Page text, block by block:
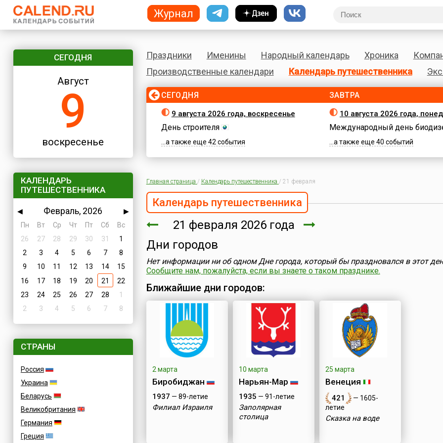
СЕГОДНЯ
Август
9
воскресенье
КАЛЕНДАРЬ
ПУТЕШЕСТВЕННИКА
◀ Февраль, 2026
▶
Пн
Вт Ср Чт Пт Сб
Вс
26
27 28 29 30 31
1
2
3 4 5 6 7
8
9
10 11 12 13 14
15
16
17 18 19 20 21
22
23
24 25 26 27 28
1
2
3 4 5 6 7 8
СТРАНЫ
Россия
Украина
Беларусь
Великобритания
Германия
Греция
Праздники Именины Народный календарь Хроника
Производственные календари
Календарь путешественника
СЕГОДНЯ
9 августа 2026 года, воскресенье
День строителя
...а также еще 42 события
ЗАВТРА
10 августа 2026 года,
Международный день
...а также еще 40 событий
Главная страница / Календарь путешественника / 21 февраля
Календарь путешественника
21 февраля 2026 года
Дни городов
Нет информации ни об одном Дне города, который бы праздновался в этот
Сообщите нам, пожалуйста, если вы знаете о таком празднике.
Ближайшие дни городов:
2 марта
Биробиджан
1937 — 89-летие
Филиал Израиля
10 марта
Нарьян-Мар
1935 — 91-летие
Заполярная
столица
25 марта
Венеция
421
— 1605-
летие
Сказка на воде
Журнал